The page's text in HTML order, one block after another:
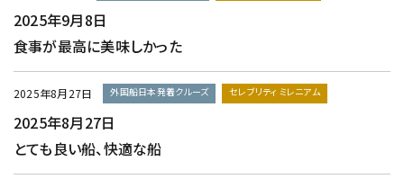
2025年9月8日
食事が最高に美味しかった
2025年8月27日 外国船日本発着クルーズ セレブリティ ミレニアム
2025年8月27日
とても良い船、快適な船